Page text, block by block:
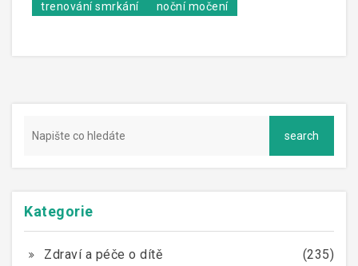
trenování smrkání
noční močení
Kategorie
Zdraví a péče o dítě
(235)